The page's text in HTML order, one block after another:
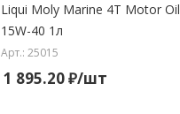
Liqui Moly Marine 4T Motor Oil
15W-40 1л
Арт.: 25015
1 895.20₽/шт